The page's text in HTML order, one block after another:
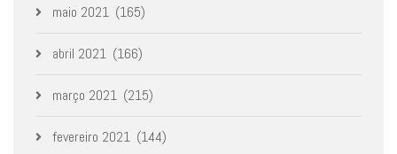
maio 2021 (165)
abril 2021 (166)
março 2021 (215)
fevereiro 2021 (144)